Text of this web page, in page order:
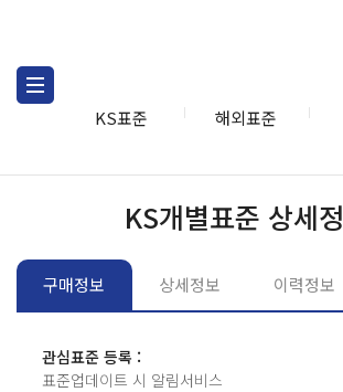
KS표준 해외표준
KS개별표준 상세
구매정보 상세정보 이력정보
관심표준 등록 :
표준업데이트 시 알림서비스